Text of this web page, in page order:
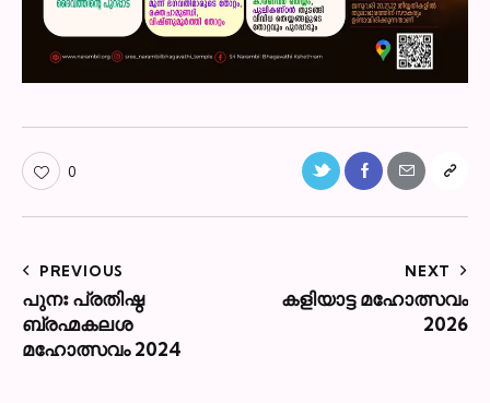
0
PREVIOUS
പുനഃ പ്രതിഷ്ഠ
ബ്രഹ്മകലശ
മഹോത്സവം 2024
NEXT
കളിയാട്ട മഹോത്സവം
2026